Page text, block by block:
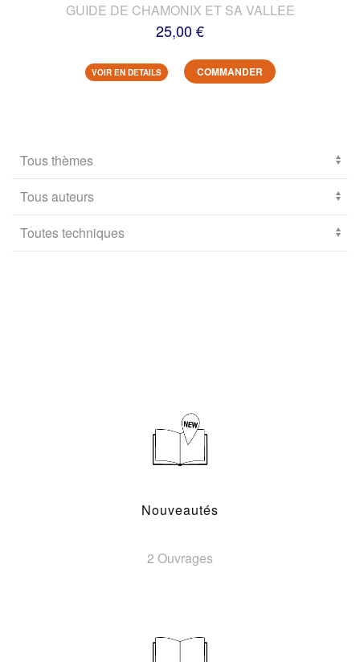
GUIDE DE CHAMONIX ET SA VALLEE
25,00 €
VOIR EN DETAILS COMMANDER
Nouveautés
2 Ouvrages